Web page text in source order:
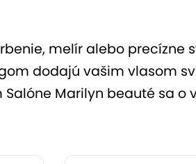
melír alebo precízne
dodajú vašim vlasom
Marilyn beauté sa o